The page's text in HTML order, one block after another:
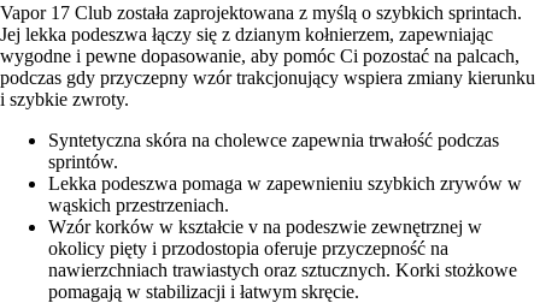
Vapor 17 Club została zaprojektowana z myślą o szybkich sprintach.
Jej lekka podeszwa łączy się z dzianym kołnierzem, zapewniając
wygodne i pewne dopasowanie, aby pomóc Ci pozostać na palcach,
podczas gdy przyczepny wzór trakcjonujący wspiera zmiany kierunku
i szybkie zwroty.
Syntetyczna skóra na cholewce zapewnia trwałość podczas
sprintów.
Lekka podeszwa pomaga w zapewnieniu szybkich zrywów w
wąskich przestrzeniach.
Wzór korków w kształcie v na podeszwie zewnętrznej w
okolicy pięty i przodostopia oferuje przyczepność na
nawierzchniach trawiastych oraz sztucznych. Korki stożkowe
pomagają w stabilizacji i łatwym skręcie.